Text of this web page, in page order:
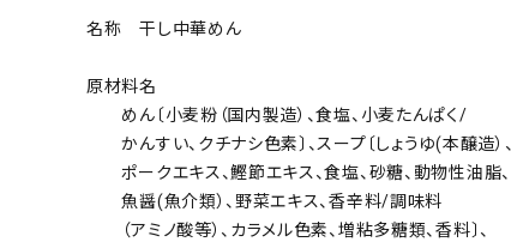
名称 干し中華めん
原材料名
めん〔小麦粉（国内製造）、食塩、小麦たんぱく/
かんすい、クチナシ色素〕、スープ〔しょうゆ(本醸造）、
ポークエキス、鰹節エキス、食塩、砂糖、動物性油脂、
魚醤(魚介類）、野菜エキス、香辛料/調味料
（アミノ酸等）、カラメル色素、増粘多糖類、香料〕、